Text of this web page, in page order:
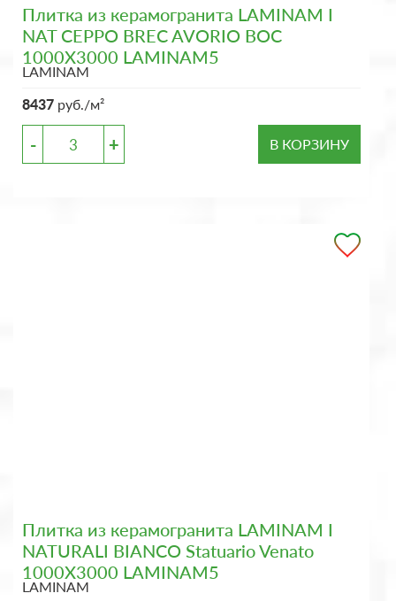
Плитка из керамогранита LAMINAM I
NAT CEPPO BREC AVORIO BOC
1000X3000 LAMINAM5
LAMINAM
8437 руб./м²
- + В КОРЗИНУ
Плитка из керамогранита LAMINAM I
NATURALI BIANCO Statuario Venato
1000X3000 LAMINAM5
LAMINAM